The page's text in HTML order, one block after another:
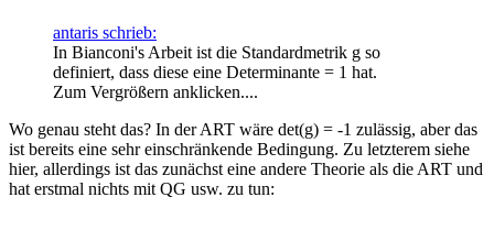
antaris schrieb:
In Bianconi's Arbeit ist die Standardmetrik g so
definiert, dass diese eine Determinante = 1 hat.
Zum Vergrößern anklicken....
Wo genau steht das? In der ART wäre det(g) = -1 zulässig, aber das
ist bereits eine sehr einschränkende Bedingung. Zu letzterem siehe
hier, allerdings ist das zunächst eine andere Theorie als die ART und
hat erstmal nichts mit QG usw. zu tun: